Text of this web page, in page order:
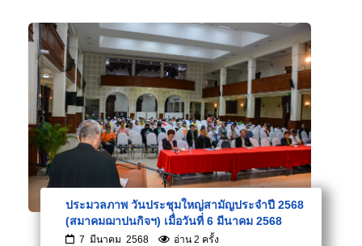
ประมวลภาพ วันประชุมใหญ่สามัญประจำปี 2568
(สมาคมฌาปนกิจฯ) เมื่อวันที่ 6 มีนาคม 2568
7 มีนาคม 2568 อ่าน 2 ครั้ง